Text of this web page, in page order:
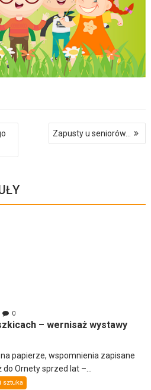
Zapusty u seniorów…
0
– wernisaż wystawy
papierze, wspomnienia zapisane
Ornety sprzed lat –...
sztuka